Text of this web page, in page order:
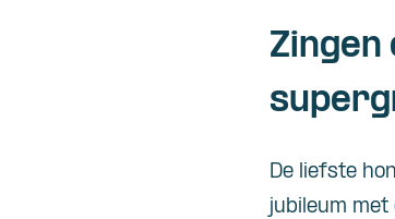
Zingen
De liefste
jubileum